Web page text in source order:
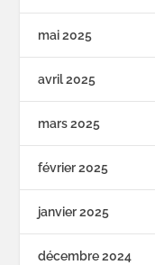
mai 2025
avril 2025
mars 2025
février 2025
janvier 2025
décembre 2024